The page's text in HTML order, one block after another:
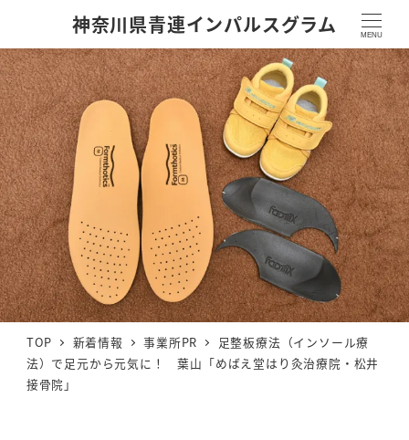
神奈川県青連インパルスグラム MENU
TOP 新着情報 事業所PR
足整板療法（インソール療
法）で足元から元気に！ 葉山「めばえ堂はり灸治療院・松井
接骨院」